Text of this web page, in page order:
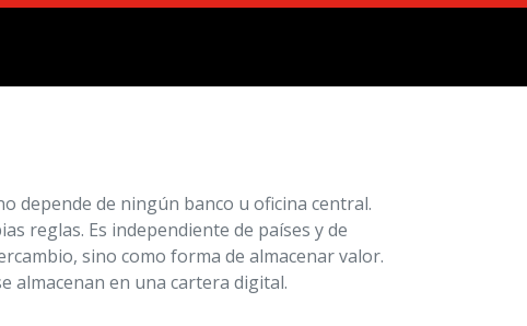
depende de ningún banco u oficina central.
reglas. Es independiente de países y de
sino como forma de almacenar valor.
almacenan en una cartera digital.